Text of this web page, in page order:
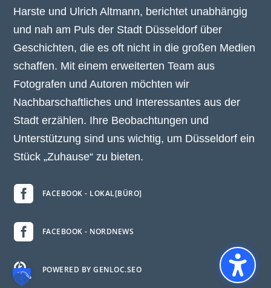
Harste und Ulrich Altmann, berichtet unabhängig
und nah am Puls der Stadt Düsseldorf über
Geschichten, die es oft nicht in die großen Medien
schaffen. Mit einem erweiterten Team aus
Fotografen und Autoren möchten wir
Nachbarschaftliches und Interessantes aus der
Stadt erzählen. Ihre Beobachtungen und
Unterstützung sind uns wichtig, um Düsseldorf ein
Stück „Zuhause“ zu bieten.
 FACEBOOK - LOKAL[BÜRO]
 FACEBOOK - NORDNEWS
 POWERED BY GENLOC.SEO